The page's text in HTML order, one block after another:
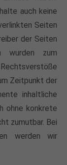
massa.
dis
Donec
auch keine
Seiten
der Seiten
wurden zum
Zeitpunkt der
inhaltliche
ohne konkrete
zumutbar. Bei
werden wir